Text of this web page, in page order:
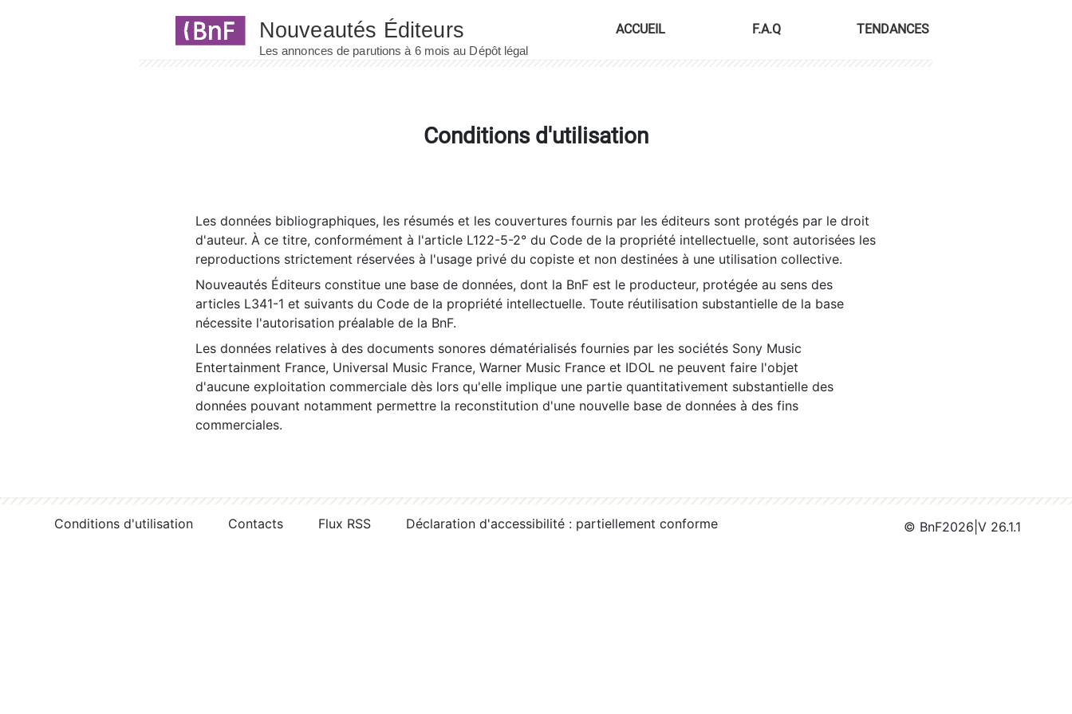
ACCUEIL F.A.Q TENDANCES
Conditions d'utilisation
Les données bibliographiques, les résumés et les couvertures fournis par les éditeurs sont protégés par le droit
d'auteur. À ce titre, conformément à l'article L122-5-2° du Code de la propriété intellectuelle, sont autorisées les
reproductions strictement réservées à l'usage privé du copiste et non destinées à une utilisation collective.
Nouveautés Éditeurs constitue une base de données, dont la BnF est le producteur, protégée au sens des
articles L341-1 et suivants du Code de la propriété intellectuelle. Toute réutilisation substantielle de la base
nécessite l'autorisation préalable de la BnF.
Les données relatives à des documents sonores dématérialisés fournies par les sociétés Sony Music
Entertainment France, Universal Music France, Warner Music France et IDOL ne peuvent faire l'objet
d'aucune exploitation commerciale dès lors qu'elle implique une partie quantitativement substantielle des
données pouvant notamment permettre la reconstitution d'une nouvelle base de données à des fins
commerciales.
Conditions d'utilisation Contacts Flux RSS Déclaration d'accessibilité : partiellement conforme © BnF2026 V 26.1.1